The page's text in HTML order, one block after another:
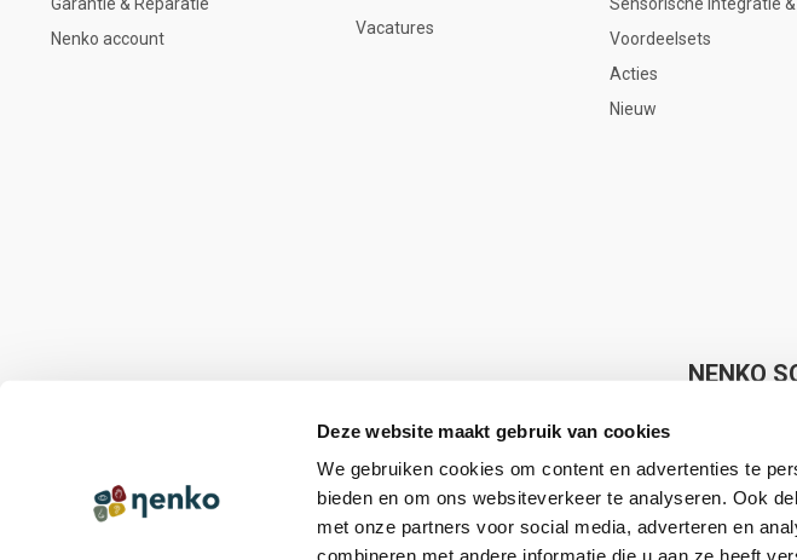
Deze website maakt gebruik van cookies
We gebruiken cookies om content en advertenties te
bieden en om ons websiteverkeer te analyseren. Ook
met onze partners voor social media, adverteren en
combineren met andere informatie die u aan ze heeft
Nenko account
Vacatures
Voordeelsets
Acties
Nieuw
NENKO
Nenko